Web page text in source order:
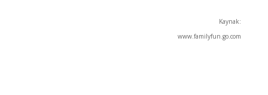
Kaynak:
www.familyfun.go.com